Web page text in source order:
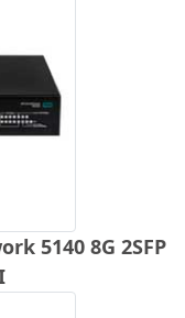
5140 8G 2SFP